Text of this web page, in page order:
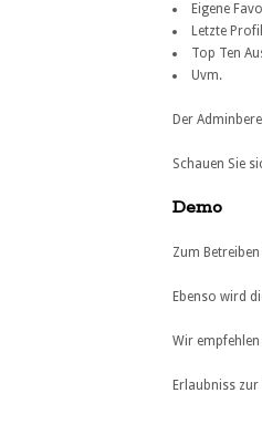
Eigene
Letzte
Top Ten
Uvm.
Der
Schauen Sie
Demo
Zum
Ebenso wird
Wir
Erlaubniss